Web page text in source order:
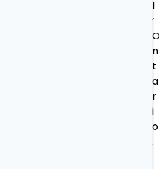
l
’
O
n
t
a
r
i
o
.